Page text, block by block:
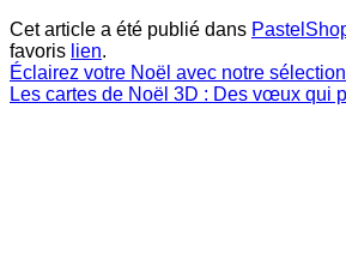
Cet article a été publié dans
favoris lien.
Éclairez votre Noël avec notre
Les cartes de Noël 3D : Des vœux qui